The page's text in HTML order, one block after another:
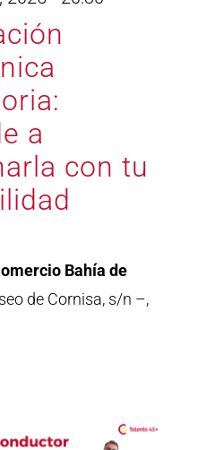
a
con tu
Bahía de
de Cornisa, s/n –,